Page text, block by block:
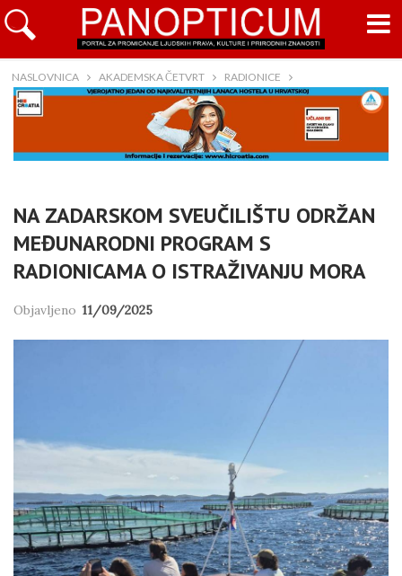
NASLOVNICA AKADEMSKA ČETVRT RADIONICE
NA ZADARSKOM SVEUČILIŠTU ODRŽAN
MEĐUNARODNI PROGRAM S
RADIONICAMA O ISTRAŽIVANJU MORA
Objavljeno 11/09/2025